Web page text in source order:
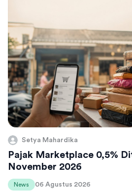
Setya Mahardika
Pajak Marketplace 0,5%
November 2026
News 06 Agustus 2026